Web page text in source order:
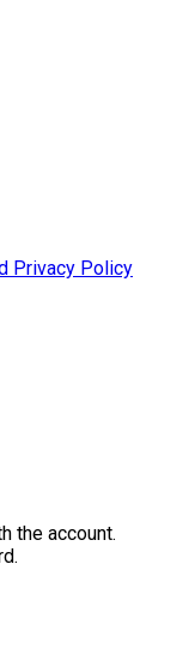
Privacy Policy
the account.